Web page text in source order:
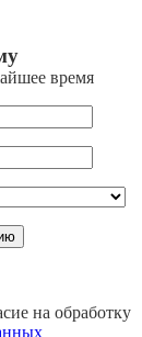
время
на обработку